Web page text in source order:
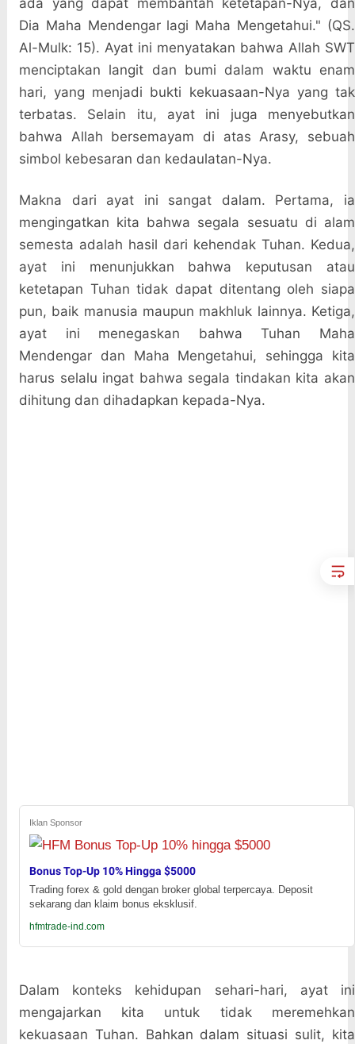
ada yang dapat membantah ketetapan-Nya, dan
Dia Maha Mendengar lagi Maha Mengetahui." (QS.
Al-Mulk: 15). Ayat ini menyatakan bahwa Allah SWT
menciptakan langit dan bumi dalam waktu enam
hari, yang menjadi bukti kekuasaan-Nya yang tak
terbatas. Selain itu, ayat ini juga menyebutkan
bahwa Allah bersemayam di atas Arasy, sebuah
simbol kebesaran dan kedaulatan-Nya.
Makna dari ayat ini sangat dalam. Pertama, ia
mengingatkan kita bahwa segala sesuatu di alam
semesta adalah hasil dari kehendak Tuhan. Kedua,
ayat ini menunjukkan bahwa keputusan atau
ketetapan Tuhan tidak dapat ditentang oleh siapa
pun, baik manusia maupun makhluk lainnya. Ketiga,
ayat ini menegaskan bahwa Tuhan Maha
Mendengar dan Maha Mengetahui, sehingga kita
harus selalu ingat bahwa segala tindakan kita akan
dihitung dan dihadapkan kepada-Nya.
Iklan Sponsor
Bonus Top-Up 10% Hingga $5000
Trading forex & gold dengan broker global terpercaya. Deposit
sekarang dan klaim bonus eksklusif.
hfmtrade-ind.com
Dalam konteks kehidupan sehari-hari, ayat ini
mengajarkan kita untuk tidak meremehkan
kekuasaan Tuhan. Bahkan dalam situasi sulit, kita